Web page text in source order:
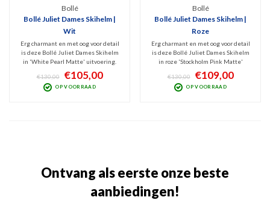
Bollé
Bollé Juliet Dames Skihelm |
Wit
Erg charmant en met oog voor detail
is deze Bollé Juliet Dames Skihelm
in 'White Pearl Matte' uitvoering.
Deze Veilige Hardshell / ABS
skihelm biedt optimale
bescherming voor 'normale' maar
€130,00 €105,00
OP VOORRAAD
Bollé
Bollé Juliet Dames Skihelm |
Roze
Erg charmant en met oog voor detail
is deze Bollé Juliet Dames Skihelm
in roze 'Stockholm Pink Matte'
uitvoering. Deze Veilige Hardshell /
ABS skihelm biedt optimale
bescherming voor 'normale' maar
€130,00 €109,00
OP VOORRAAD
Ontvang als eerste onze beste
aanbiedingen!